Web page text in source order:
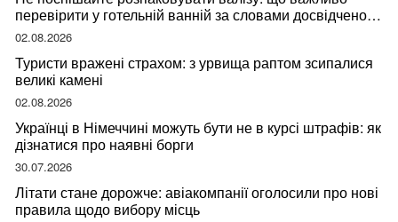
перевірити у готельній ванній за словами досвідченої
мандрівниці
02.08.2026
Туристи вражені страхом: з урвища раптом зсипалися
великі камені
02.08.2026
Українці в Німеччині можуть бути не в курсі штрафів: як
дізнатися про наявні борги
30.07.2026
Літати стане дорожче: авіакомпанії оголосили про нові
правила щодо вибору місць